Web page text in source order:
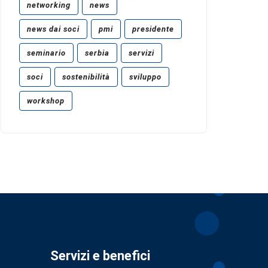
networking news
news dai soci pmi presidente
seminario serbia servizi
soci sostenibilità sviluppo
workshop
Servizi e benefici